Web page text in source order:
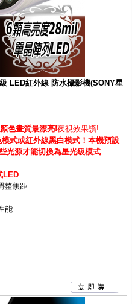
LED紅外線 防水攝影機(SONY星
色畫質最漂亮!夜視效果讚!
式或紅外線黑白模式！ 本機預設
光源才能切換為星光級模式
LED
整焦距
能